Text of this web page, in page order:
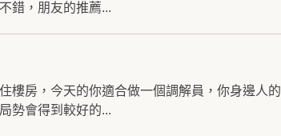
錯，朋友的推薦...
樓房，今天的你適合做一個調解員，你身邊人的
勢會得到較好的...